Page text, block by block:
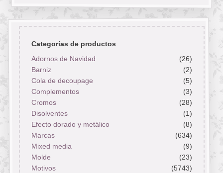
Categorías de productos
Adornos de Navidad
(26)
Barniz
(2)
Cola de decoupage
(5)
Complementos
(3)
Cromos
(28)
Disolventes
(1)
Efecto dorado y metálico
(8)
Marcas
(634)
Mixed media
(9)
Molde
(23)
Motivos
(5743)